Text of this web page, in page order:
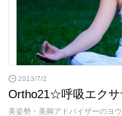
2013/7/2
Ortho21☆呼吸エクサ
美姿勢・美脚アドバイザーのヨ